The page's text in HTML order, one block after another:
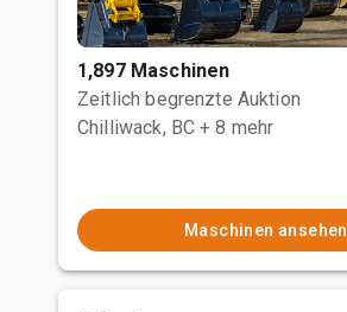
1,897 Maschinen
Zeitlich begrenzte Auktion
Chilliwack, BC + 8 mehr
Maschinen ansehen